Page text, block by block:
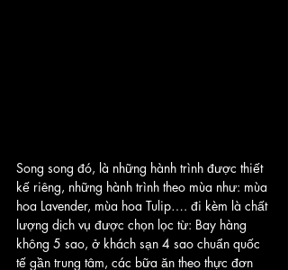
Song song đó, là những hành trình được thiết
kế riêng, những hành trình theo mùa như: mùa
hoa Lavender, mùa hoa Tulip…. đi kèm là chất
lượng dịch vụ được chọn lọc từ: Bay hàng
không 5 sao, ở khách sạn 4 sao chuẩn quốc
tế gần trung tâm, các bữa ăn theo thực đơn